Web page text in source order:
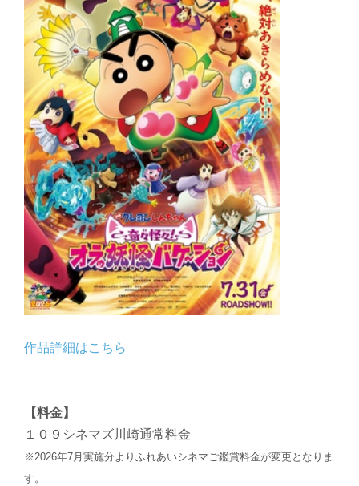
作品詳細はこちら
【料金】
１０９シネマズ川崎通常料金
※2026年7月実施分よりふれあいシネマご鑑賞料金が変更となりま
す。